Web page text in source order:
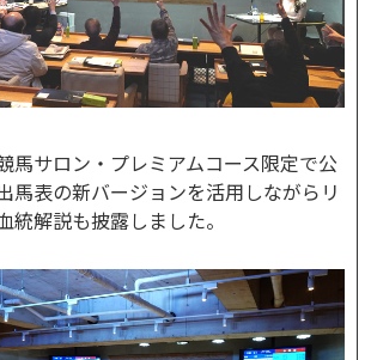
馬サロン・プレミアムコース限定で公
馬表の新バージョンを活用しながらリ
統解説も披露しました。